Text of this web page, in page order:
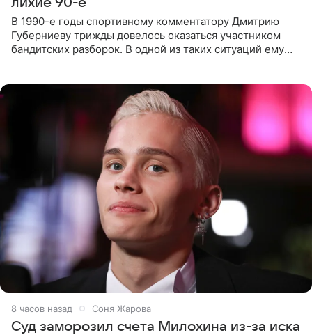
В 1990-е годы спортивному комментатору Дмитрию
Губерниеву трижды довелось оказаться участником
бандитских разборок. В одной из таких ситуаций ему
8 часов назад Соня Жарова
Суд заморозил счета Милохина из-за иска